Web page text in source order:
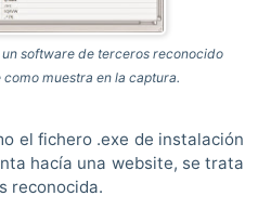
software de terceros reconocido
muestra en la captura.
el fichero .exe de instalación
hacía una website, se trata
reconocida.